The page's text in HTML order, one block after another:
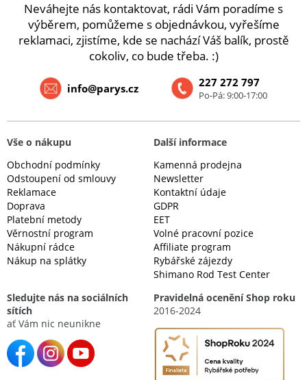
Neváhejte nás kontaktovat, rádi Vám poradíme s
výběrem, pomůžeme s objednávkou, vyřešíme
reklamaci, zjistíme, kde se nachází Váš balík, prostě
cokoliv, co bude třeba. :)
227 272 797
Po-Pá: 9:00-17:00
info@parys.cz
Vše o nákupu
Obchodní podmínky
Odstoupení od smlouvy
Reklamace
Doprava
Platební metody
Věrnostní program
Nákupní rádce
Nákup na splátky
Další informace
Kamenná prodejna
Newsletter
Kontaktní údaje
GDPR
EET
Volné pracovní pozice
Affiliate program
Rybářské zájezdy
Shimano Rod Test Center
Sledujte nás na sociálních
sítích
ať Vám nic neunikne
Pravidelná ocenění Shop roku
2016-2024